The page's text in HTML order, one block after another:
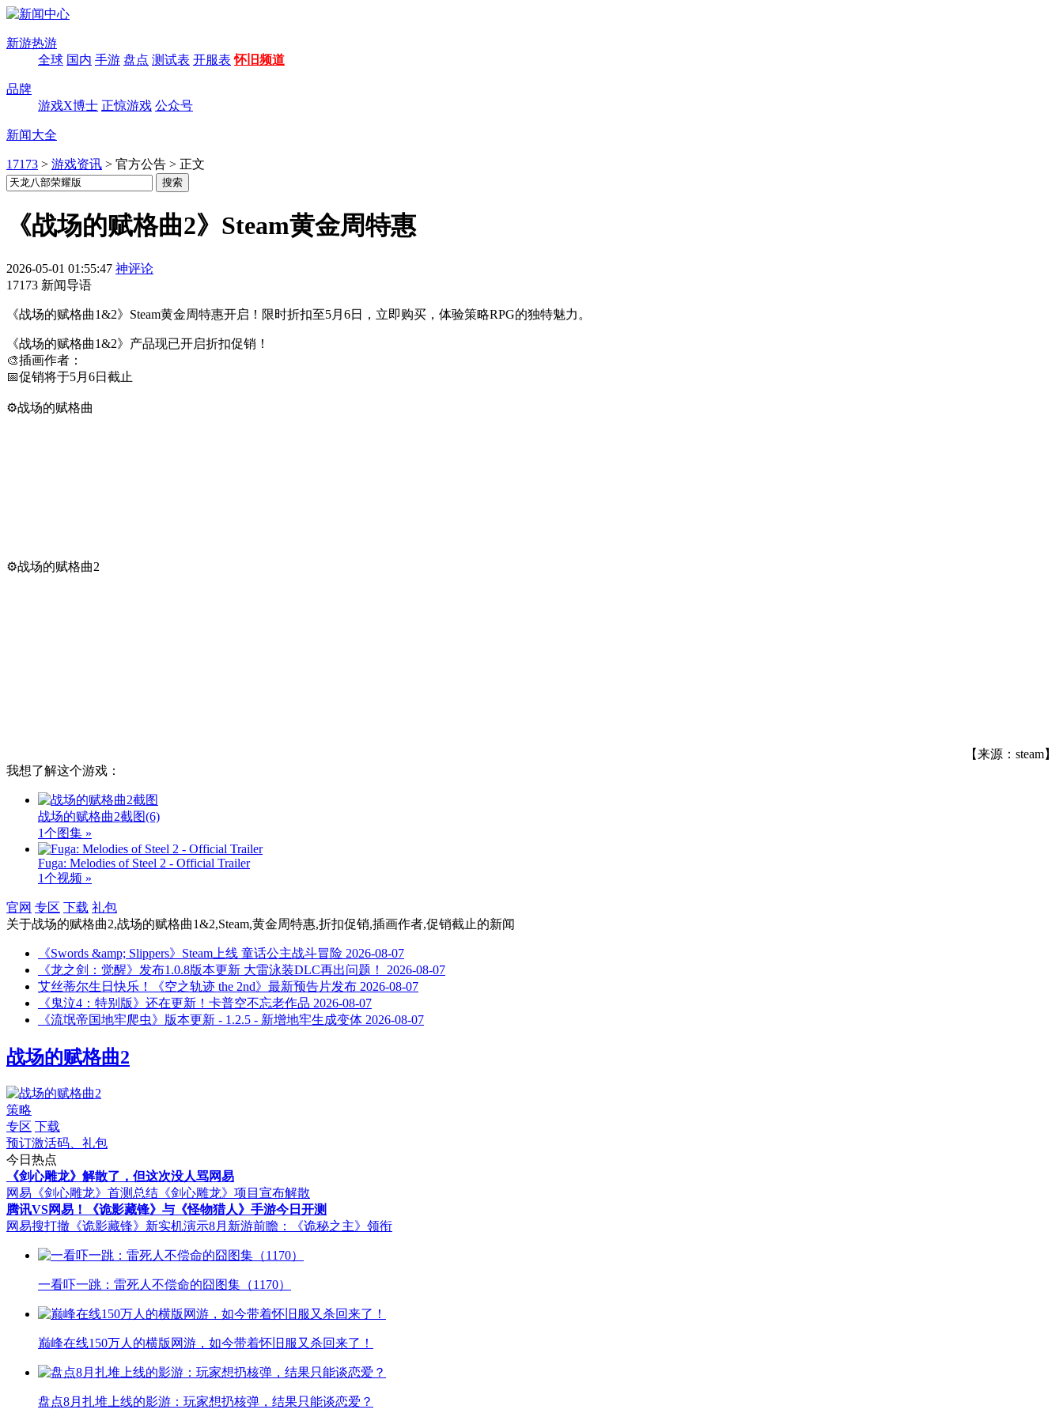
新游热游
全球 国内 手游 盘点 测试表 开服表 怀旧频道
品牌
游戏X博士 正惊游戏 公众号
新闻大全
17173 > 游戏资讯 > 官方公告 > 正文
《战场的赋格曲2》Steam黄金周特惠
2026-05-01 01:55:47 神评论
17173 新闻导语
《战场的赋格曲1&2》Steam黄金周特惠开启！限时折扣至5月6日，立即购买，体验策略RPG的独特魅力。
《战场的赋格曲1&2》产品现已开启折扣促销！
🎨插画作者：
📅促销将于5月6日截止
⚙️战场的赋格曲
⚙️战场的赋格曲2
【来源：steam】
我想了解这个游戏：
战场的赋格曲2截图(6)
1个图集 »
Fuga: Melodies of Steel 2 - Official Trailer
1个视频 »
官网 专区 下载 礼包
关于战场的赋格曲2,战场的赋格曲1&2,Steam,黄金周特惠,折扣促销,插画作者,促销截止的新闻
《Swords &amp; Slippers》Steam上线 童话公主战斗冒险 2026-08-07
《龙之剑：觉醒》发布1.0.8版本更新 大雷泳装DLC再出问题！
2026-08-07
艾丝蒂尔生日快乐！《空之轨迹 the 2nd》最新预告片发布 2026-08-07
《鬼泣4：特别版》还在更新！卡普空不忘老作品 2026-08-07
《流氓帝国地牢爬虫》版本更新 - 1.2.5 - 新增地牢生成变体 2026-08-07
战场的赋格曲2
策略
专区 下载
预订激活码、礼包
今日热点
《剑心雕龙》解散了，但这次没人骂网易
网易《剑心雕龙》首测总结 《剑心雕龙》项目宣布解散
腾讯VS网易！《诡影藏锋》与《怪物猎人》手游今日开测
网易搜打撤《诡影藏锋》新实机演示8月新游前瞻：《诡秘之主》领衔
一看吓一跳：雷死人不偿命的囧图集（1170）
巅峰在线150万人的横版网游，如今带着怀旧服又杀回来了！
盘点8月扎堆上线的影游：玩家想扔核弹，结果只能谈恋爱？